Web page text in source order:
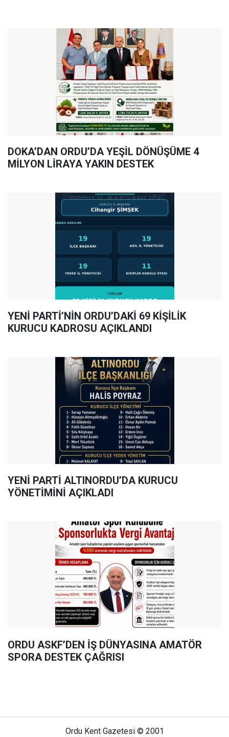
DOKA’DAN ORDU’DA YEŞİL DÖNÜŞÜME 4
MİLYON LİRAYA YAKIN DESTEK
YENİ PARTİ’NİN ORDU’DAKİ 69 KİŞİLİK
KURUCU KADROSU AÇIKLANDI
YENİ PARTİ ALTINORDU’DA KURUCU
YÖNETİMİNİ AÇIKLADI
ORDU ASKF’DEN İŞ DÜNYASINA AMATÖR
SPORA DESTEK ÇAĞRISI
Ordu Kent Gazetesi © 2001